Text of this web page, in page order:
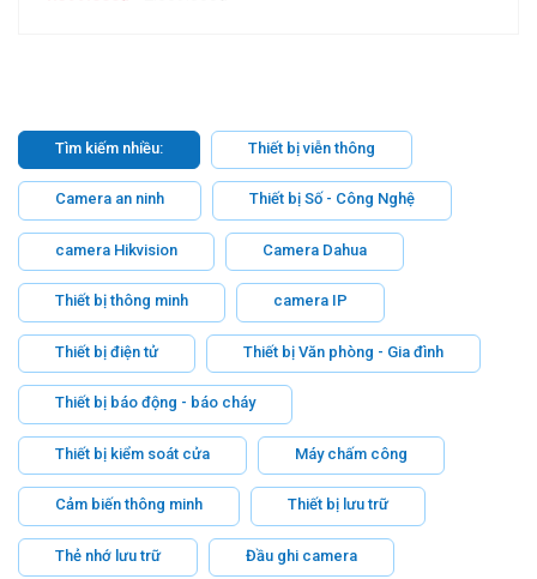
Tìm kiếm nhiều: Thiết bị viễn thông
Camera an ninh Thiết bị Số - Công Nghệ
camera Hikvision Camera Dahua
Thiết bị thông minh camera IP
Thiết bị điện tử Thiết bị Văn phòng - Gia đình
Thiết bị báo động - báo cháy
Thiết bị kiểm soát cửa Máy chấm công
Cảm biến thông minh Thiết bị lưu trữ
Thẻ nhớ lưu trữ Đầu ghi camera